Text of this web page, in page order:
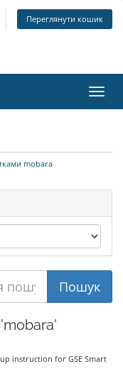
Переглянути кошик
mobara
instruction for GSE Smart